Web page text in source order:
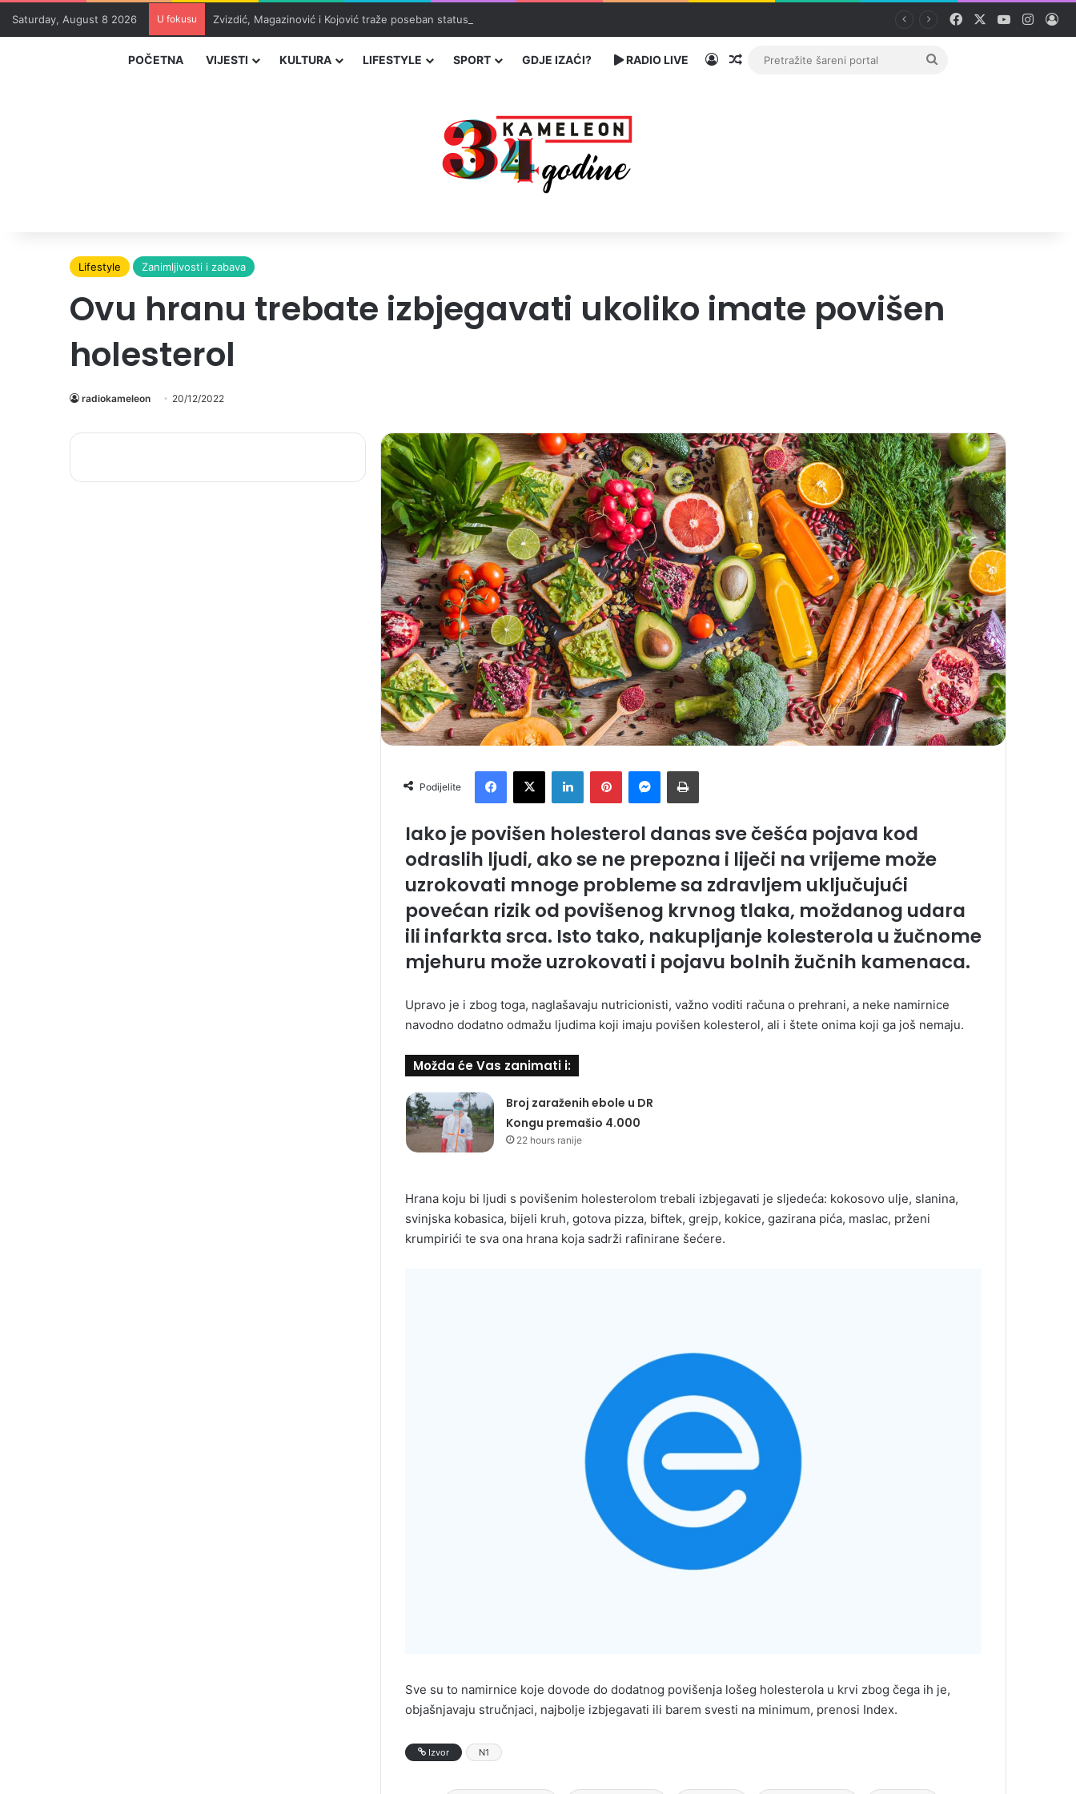
Saturday, August 8 2026 U fokusu Zvizdić, Magazinović i Kojović traže poseban status za Memorijalni centar Srebrenica Facebook YouTube
POČETNA VIJESTI KULTURA LIFESTYLE SPORT GDJE IZAĆI? RADIO LIVE PrijavaRandom članak
Pretražite
Lifestyle Zanimljivosti i zabava
Ovu hranu trebate izbjegavati ukoliko imate povišen
holesterol
radiokameleon 20/12/2022
Podijelite
Iako je povišen holesterol danas sve češća pojava kod
odraslih ljudi, ako se ne prepozna i liječi na vrijeme može
uzrokovati mnoge probleme sa zdravljem uključujući
povećan rizik od povišenog krvnog tlaka, moždanog udara
ili infarkta srca. Isto tako, nakupljanje kolesterola u žučnome
mjehuru može uzrokovati i pojavu bolnih žučnih kamenaca.
Upravo je i zbog toga, naglašavaju nutricionisti, važno voditi računa o prehrani, a neke namirnice
navodno dodatno odmažu ljudima koji imaju povišen kolesterol, ali i štete onima koji ga još nemaju.
Možda će Vas zanimati i:
Broj zaraženih ebole u DR
Kongu premašio 4.000
22 hours ranije
Hrana koju bi ljudi s povišenim holesterolom trebali izbjegavati je sljedeća: kokosovo ulje, slanina,
svinjska kobasica, bijeli kruh, gotova pizza, biftek, grejp, kokice, gazirana pića, maslac, prženi
krumpirići te sva ona hrana koja sadrži rafinirane šećere.
Sve su to namirnice koje dovode do dodatnog povišenja lošeg holesterola u krvi zbog čega ih je,
objašnjavaju stručnjaci, najbolje izbjegavati ili barem svesti na minimum, prenosi Index.
Izvor N1